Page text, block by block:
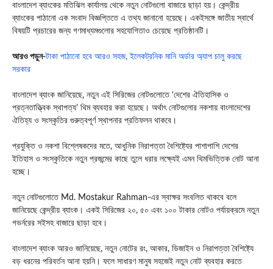
বাংলাদেশ ব্যাংকের মতিঝিল কার্যালয় থেকে নতুন নোটগুলো বাজারে ছাড়া হয়। কেন্দ্রীয়
ব্যাংকের পাঠানো এক সংবাদ বিজ্ঞপ্তিতে এ তথ্য জানানো হয়েছে। একইসঙ্গে জাতীয় স্বার্থে
বিষয়টি প্রচারের জন্য গণমাধ্যমগুলোর সহযোগিতাও চেয়েছে প্রতিষ্ঠানটি।
আরও পড়ুন-টাকা পাঠানো হবে আরও সহজ, ইলেকট্রনিক মানি অর্ডার অ্যাপ চালু করছে
সরকার
বাংলাদেশ ব্যাংক জানিয়েছে, নতুন এই সিরিজের নোটগুলোতে ‘দেশের ঐতিহাসিক ও
প্রত্নতাত্ত্বিক স্থাপত্য’ থিম ব্যবহার করা হয়েছে। অর্থাৎ নোটগুলোর নকশায় বাংলাদেশের
ঐতিহ্য ও সংস্কৃতির গুরুত্বপূর্ণ স্থাপনার প্রতিফলন থাকবে।
প্রযুক্তি ও নকশা বিশ্লেষকদের মতে, আধুনিক নিরাপত্তা বৈশিষ্ট্যের পাশাপাশি দেশের
ইতিহাস ও সংস্কৃতিকে নতুন প্রজন্মের কাছে তুলে ধরার লক্ষ্যেই এমন থিমভিত্তিক নোট আনা
হচ্ছে।
নতুন নোটগুলোতে Md. Mostakur Rahman-এর স্বাক্ষর সংবলিত থাকবে বলে
জানিয়েছে কেন্দ্রীয় ব্যাংক। একই সিরিজের ২০, ৫০ এবং ১০০ টাকার নোটও পর্যায়ক্রমে নতুন
গভর্নরের সইসহ বাজারে ছাড়া হবে।
বাংলাদেশ ব্যাংক আরও জানিয়েছে, নতুন নোটের রং, আকার, ডিজাইন ও নিরাপত্তা বৈশিষ্ট্যে
বড় ধরনের পরিবর্তন আনা হয়নি। ফলে সাধারণ মানুষ সহজেই নতুন নোট ব্যবহার করতে